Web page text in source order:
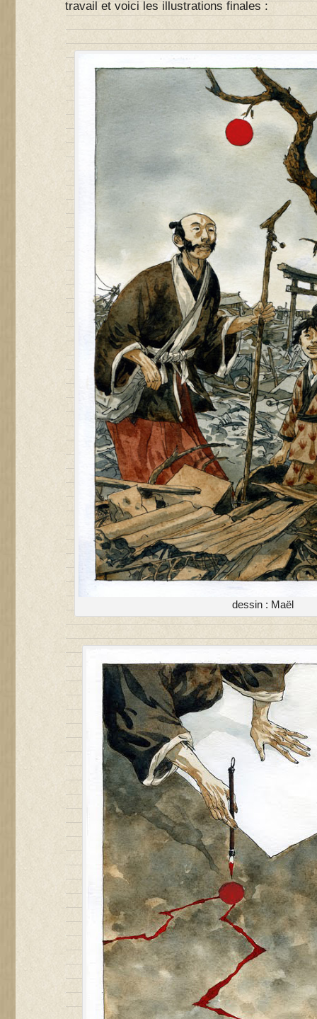
travail et voici les illustrations finales :
dessin : Maël